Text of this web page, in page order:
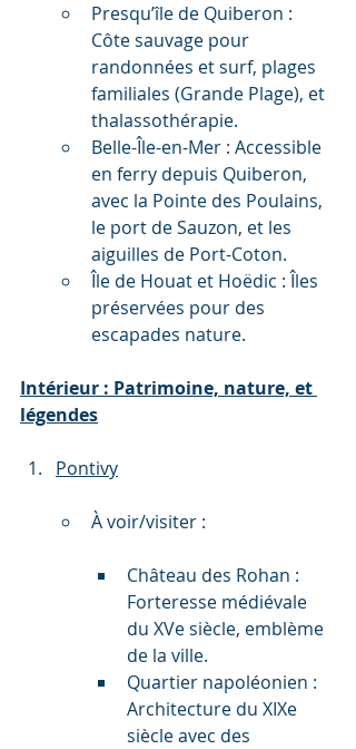
Presqu’île de Quiberon :
Côte sauvage pour
randonnées et surf, plages
familiales (Grande Plage), et
thalassothérapie.
Belle-Île-en-Mer : Accessible
en ferry depuis Quiberon,
avec la Pointe des Poulains,
le port de Sauzon, et les
aiguilles de Port-Coton.
Île de Houat et Hoëdic : Îles
préservées pour des
escapades nature.
Intérieur : Patrimoine, nature, et
légendes
Pontivy
À voir/visiter :
Château des Rohan :
Forteresse médiévale
du XVe siècle, emblème
de la ville.
Quartier napoléonien :
Architecture du XIXe
siècle avec des